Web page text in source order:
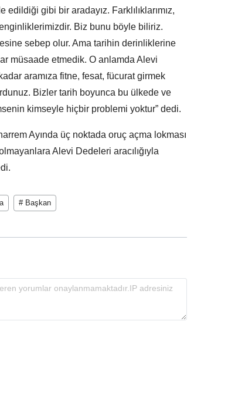
gibi bir aradayız. Farklılıklarımız,
Biz bunu böyle biliriz.
sebep olur. Ama tarihin derinliklerine
müsaade etmedik. O anlamda Alevi
aramıza fitne, fesat, fücurat girmek
Bizler tarih boyunca bu ülkede ve
kimseyle hiçbir problemi yoktur” dedi.
Ayında üç noktada oruç açma lokması
Alevi Dedeleri aracılığıyla
# Başkan